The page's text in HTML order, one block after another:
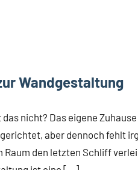
Wandgestaltung
nicht? Das eigene
aber dennoch fehlt
Raum den letzten Schliff